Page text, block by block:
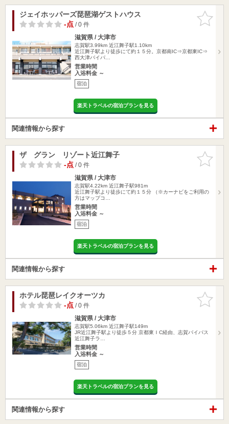
お気に入
りに追加
ジェイホッパーズ琵琶湖ゲストハウス
-点/ 0 件
滋賀県 / 大津市
志賀駅3.99km 近江舞子駅1.10km
近江舞子駅より徒歩にて約１５分。京都南IC⇒京都東IC⇒
西大津バイパ…
営業時間
入浴料金 ～
宿泊
楽天トラベルの宿泊プランを見る
関連情報から探す
お気に入
りに追加
ザ グラン リゾート近江舞子
-点/ 0 件
滋賀県 / 大津市
志賀駅4.22km 近江舞子駅981m
近江舞子駅より徒歩にて約１５分 （※カーナビをご利用の
方はマップコ…
営業時間
入浴料金 ～
宿泊
楽天トラベルの宿泊プランを見る
関連情報から探す
お気に入
りに追加
ホテル琵琶レイクオーツカ
-点/ 0 件
滋賀県 / 大津市
志賀駅5.06km 近江舞子駅149m
JR近江舞子駅より徒歩５分 京都東ＩC経由、志賀バイパス
近江舞子ラ…
営業時間
入浴料金 ～
宿泊
楽天トラベルの宿泊プランを見る
関連情報から探す